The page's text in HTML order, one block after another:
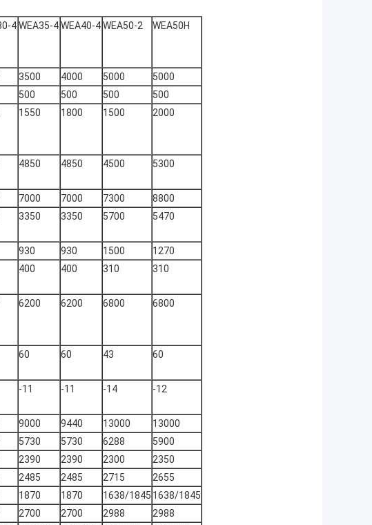
4WEA35-4WEA40-4WEA50-2 WEA50H
3500 4000 5000
5000
500 500 500
500
1550 1800 1500 2000
4850 4850 4500 5300
7000 7000 7300
8800
3350 3350 5700 5470
930 930 1500
1270
400 400 310 310
6200 6200 6800 6800
60 60 43 60
-11 -11 -14 -12
9000 9440 13000
13000
5730 5730 6288
5900
2390 2390 2300
2350
2485 2485 2715
2655
1870 1870 1638/1845 1638/1845
2700 2700 2988
2988